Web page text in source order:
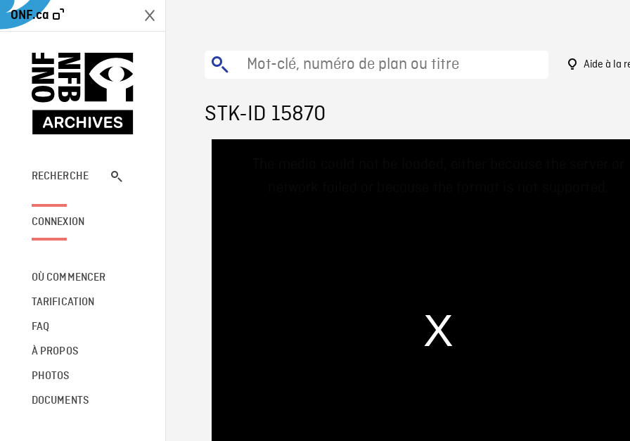
ONF.ca
RECHERCHE
CONNEXION
OÙ COMMENCER
TARIFICATION
FAQ
À PROPOS
PHOTOS
DOCUMENTS
Aide à la
STK-ID 15870